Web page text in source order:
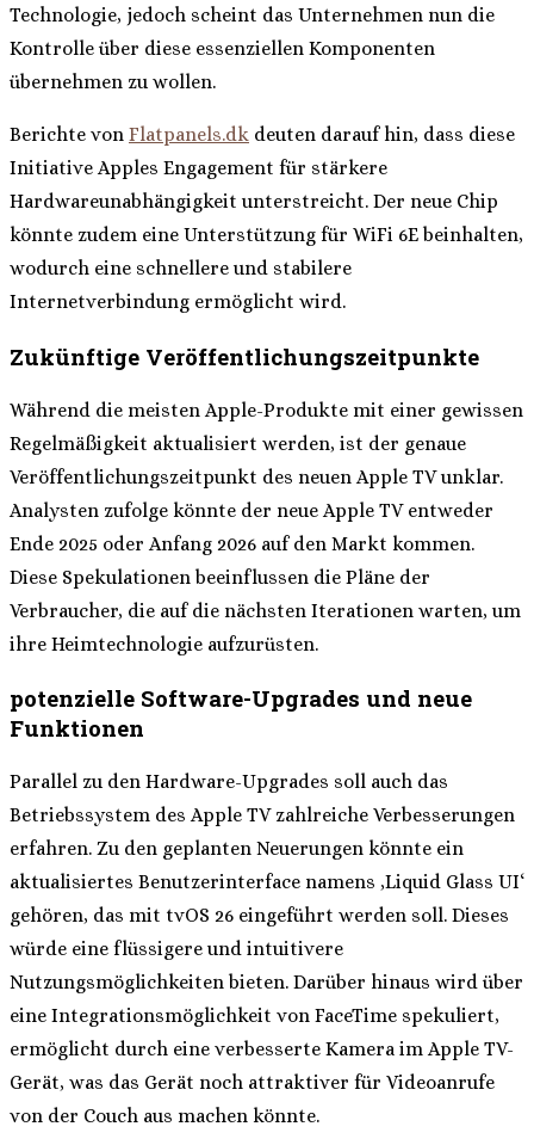
Technologie, jedoch scheint das Unternehmen nun die
Kontrolle über diese essenziellen Komponenten
übernehmen zu wollen.
Berichte von Flatpanels.dk deuten darauf hin, dass diese
Initiative Apples Engagement für stärkere
Hardwareunabhängigkeit unterstreicht. Der neue Chip
könnte zudem eine Unterstützung für WiFi 6E beinhalten,
wodurch eine schnellere und stabilere
Internetverbindung ermöglicht wird.
Zukünftige Veröffentlichungszeitpunkte
Während die meisten Apple-Produkte mit einer gewissen
Regelmäßigkeit aktualisiert werden, ist der genaue
Veröffentlichungszeitpunkt des neuen Apple TV unklar.
Analysten zufolge könnte der neue Apple TV entweder
Ende 2025 oder Anfang 2026 auf den Markt kommen.
Diese Spekulationen beeinflussen die Pläne der
Verbraucher, die auf die nächsten Iterationen warten, um
ihre Heimtechnologie aufzurüsten.
potenzielle Software-Upgrades und neue
Funktionen
Parallel zu den Hardware-Upgrades soll auch das
Betriebssystem des Apple TV zahlreiche Verbesserungen
erfahren. Zu den geplanten Neuerungen könnte ein
aktualisiertes Benutzerinterface namens ‚Liquid Glass UI‘
gehören, das mit tvOS 26 eingeführt werden soll. Dieses
würde eine flüssigere und intuitivere
Nutzungsmöglichkeiten bieten. Darüber hinaus wird über
eine Integrationsmöglichkeit von FaceTime spekuliert,
ermöglicht durch eine verbesserte Kamera im Apple TV-
Gerät, was das Gerät noch attraktiver für Videoanrufe
von der Couch aus machen könnte.